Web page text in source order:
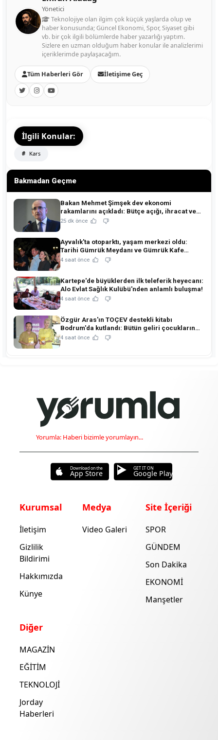
Yönetici
Teknolojiye olan ilgim çok küçük yaşlarda olup ve
haber konusunda; Güncel Ekonomi, Spor, Siyaset gibi
vb. bir çok ilgili bölümlerde haber yazarlığı yaptım.
Sizlere en uzman olduğum haber konular ile analizlerimi
içeriklerimde paylaşacağım.
Tüm Haberleri Gör İletişime Geç
İlgili Konular:
Kars
Bakmadan Geçme
Bakan Mehmet Şimşek dev ekonomi
rakamlarını açıkladı: Bütçe açığı, ihracat ve
rezervlerde kritik tablo!
25 dk önce
Ayvalık'ta otoparktı, yaşam merkezi oldu:
Tarihi Gümrük Meydanı ve Gümrük Kafe
açıldı!
4 saat önce
Kartepe'de büyüklerden ilk teleferik heyecanı:
Alo Evlat Sağlık Kulübü'nden anlamlı buluşma!
4 saat önce
Özgür Aras'ın TOÇEV destekli kitabı
Bodrum'da kutlandı: Bütün geliri çocukların
eğitimine!
4 saat önce
Yorumla: Haberi bizimle yorumlayın...
Download on the
App Store
GET IT ON
Google Play
Kurumsal
İletişim
Gizlilik
Bildirimi
Hakkımızda
Künye
Medya
Video Galeri
Site İçeriği
SPOR
GÜNDEM
Son Dakika
EKONOMİ
Manşetler
Diğer
MAGAZİN
EĞİTİM
TEKNOLOJİ
Jorday
Haberleri